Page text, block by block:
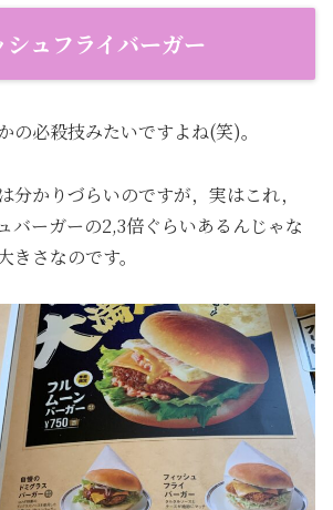
ュフライバーガー
の必殺技みたいですよね(笑)。
分かりづらいのですが，実はこれ，
バーガーの2,3倍ぐらいあるんじゃな
きさなのです。